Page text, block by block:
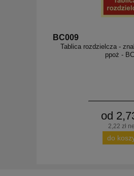
BC009
Tablica rozdzielcza -
ppoż -
od
2,22 zł
do